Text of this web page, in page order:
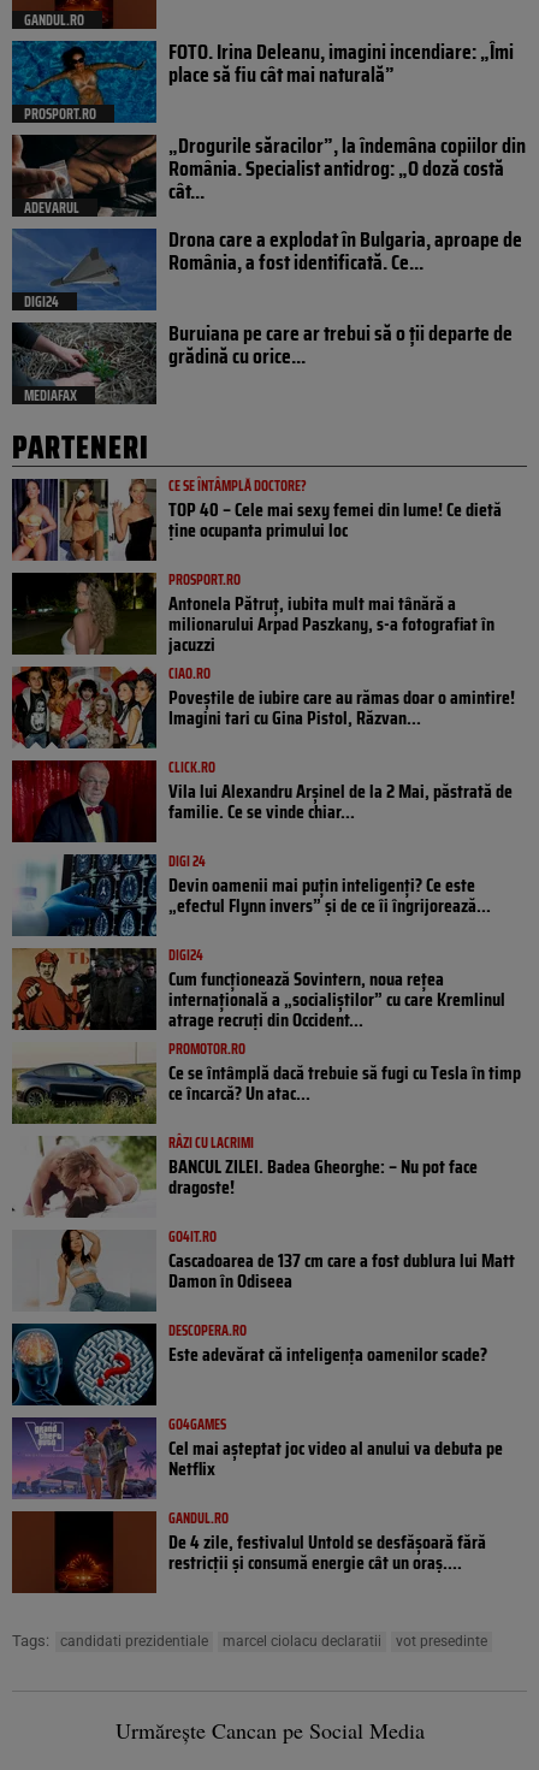
GANDUL.RO
PROSPORT.RO
FOTO. Irina Deleanu, imagini incendiare: „Îmi
place să fiu cât mai naturală”
ADEVARUL
„Drogurile săracilor”, la îndemâna copiilor din
România. Specialist antidrog: „O doză costă
cât...
DIGI24
Drona care a explodat în Bulgaria, aproape de
România, a fost identificată. Ce...
MEDIAFAX
Buruiana pe care ar trebui să o ții departe de
grădină cu orice...
PARTENERI
CE SE ÎNTÂMPLĂ DOCTORE?
TOP 40 – Cele mai sexy femei din lume! Ce dietă
ține ocupanta primului loc
PROSPORT.RO
Antonela Pătruț, iubita mult mai tânără a
milionarului Arpad Paszkany, s-a fotografiat în
jacuzzi
CIAO.RO
Poveştile de iubire care au rămas doar o amintire!
Imagini tari cu Gina Pistol, Răzvan...
CLICK.RO
Vila lui Alexandru Arșinel de la 2 Mai, păstrată de
familie. Ce se vinde chiar...
DIGI 24
Devin oamenii mai puțin inteligenți? Ce este
„efectul Flynn invers” și de ce îi îngrijorează...
DIGI24
Cum funcționează Sovintern, noua rețea
internațională a „socialiștilor” cu care Kremlinul
atrage recruți din Occident...
PROMOTOR.RO
Ce se întâmplă dacă trebuie să fugi cu Tesla în timp
ce încarcă? Un atac...
RÂZI CU LACRIMI
BANCUL ZILEI. Badea Gheorghe: – Nu pot face
dragoste!
GO4IT.RO
Cascadoarea de 137 cm care a fost dublura lui Matt
Damon în Odiseea
DESCOPERA.RO
Este adevărat că inteligența oamenilor scade?
GO4GAMES
Cel mai așteptat joc video al anului va debuta pe
Netflix
GANDUL.RO
De 4 zile, festivalul Untold se desfășoară fără
restricții și consumă energie cât un oraș....
Tags: candidati prezidentiale marcel ciolacu declaratii vot presedinte
Urmărește Cancan pe Social Media